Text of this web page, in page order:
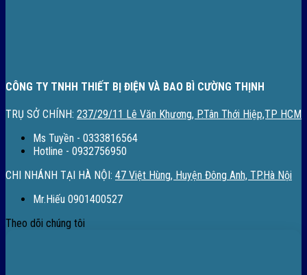
CÔNG TY TNHH THIẾT BỊ ĐIỆN VÀ BAO BÌ CƯỜNG THỊNH
TRỤ SỞ CHÍNH: 237/29/11 Lê Văn Khương, P.Tân Thới Hiệp,TP HCM
Ms Tuyền - 0333816564
Hotline - 0932756950
CHI NHÁNH TẠI HÀ NỘI: 47 Việt Hùng, Huyện Đông Anh, TP.Hà Nội
Mr.Hiếu 0901400527
Theo dõi chúng tôi